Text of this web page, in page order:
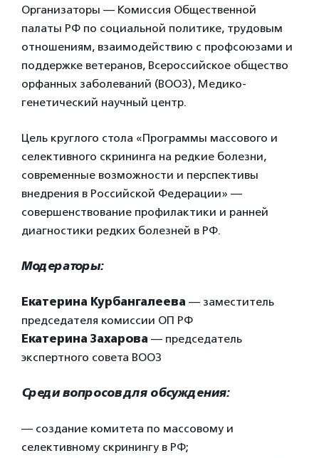
Организаторы — Комиссия Общественной
палаты РФ по социальной политике, трудовым
отношениям, взаимодействию с профсоюзами и
поддержке ветеранов, Всероссийское общество
орфанных заболеваний (ВООЗ), Медико-
генетический научный центр.
Цель круглого стола «Программы массового и
селективного скрининга на редкие болезни,
современные возможности и перспективы
внедрения в Российской Федерации» —
совершенствование профилактики и ранней
диагностики редких болезней в РФ.
Модераторы:
Екатерина Курбангалеева — заместитель
председателя комиссии ОП РФ
Екатерина Захарова — председатель
экспертного совета ВООЗ
Среди вопросов для обсуждения:
— создание комитета по массовому и
селективному скринингу в РФ;